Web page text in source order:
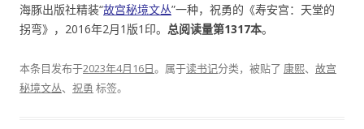
海豚出版社精装“故宫秘境文丛”一种，祝勇的《寿安宫：天堂的
拐弯》，2016年2月1版1印。 总阅读量第1317本。
本条目发布于2023年4月16日。属于读书记分类，被贴了 康熙、 故宫
秘境文丛、 祝勇 标签。